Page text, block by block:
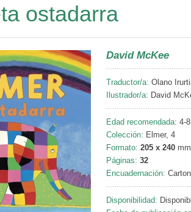
ostadarra
David McKee
Traductor/a: Olano
Ilustrador/a: David
Edad recomendada: 4-
Colección: Elmer, 4
Formato: 205 x 240 mm
Páginas: 32
Encuadernación:
Disponibilidad: